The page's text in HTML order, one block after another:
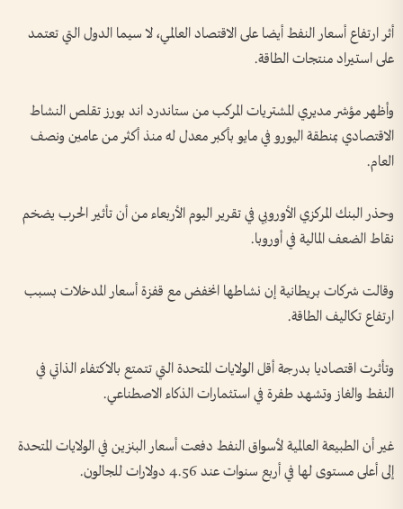
أثر ارتفاع أسعار النفط أيضا على الاقتصاد العالمي، لا سيما الدول التي تعتمد
⁠على استيراد منتجات الطاقة.
وأظهر مؤشر مديري المشتريات المركب من ستاندرد اند بورز تقلص النشاط
الاقتصادي بمنطقة اليورو في مايو بأكبر معدل له منذ أكثر من عامين ونصف
العام.
وحذر البنك المركزي الأوروبي في تقرير اليوم الأربعاء من أن تأثير الحرب يضخم
نقاط الضعف المالية في أوروبا.
وقالت شركات بريطانية إن نشاطها انخفض مع قفزة أسعار المدخلات بسبب
ارتفاع تكاليف الطاقة.
وتأثرت اقتصاديا بدرجة أقل الولايات المتحدة التي تتمتع بالاكتفاء الذاتي في
النفط والغاز وتشهد طفرة في استثمارات الذكاء الاصطناعي.
غير أن الطبيعة العالمية لأسواق النفط دفعت أسعار البنزين في الولايات المتحدة
إلى أعلى مستوى لها في ‌أربع سنوات عند 4.56 دولارات للجالون.